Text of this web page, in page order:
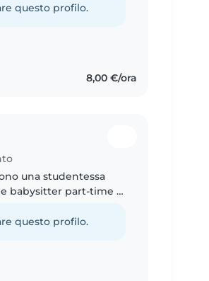
questo profilo.
8,00 €/ora
una studentessa
babysitter part-time o
questo profilo.